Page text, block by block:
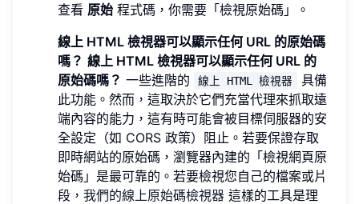
查看 原始 程式碼，你需要「檢視原始碼」。
線上 HTML 檢視器可以顯示任何 URL 的原始碼
嗎？ 線上 HTML 檢視器可以顯示任何 URL 的
原始碼嗎？ 一些進階的 線上 HTML 檢視器
具備
此功能。然而，這取決於它們充當代理來抓取遠
端內容的能力，這有時可能會被目標伺服器的安
全設定（如 CORS 政策）阻止。若要保證存取
即時網站的原始碼，瀏覽器內建的「檢視網頁原
始碼」是最可靠的。若要檢視您自己的檔案或片
段， 我們的線上原始碼檢視器 這樣的工具是理